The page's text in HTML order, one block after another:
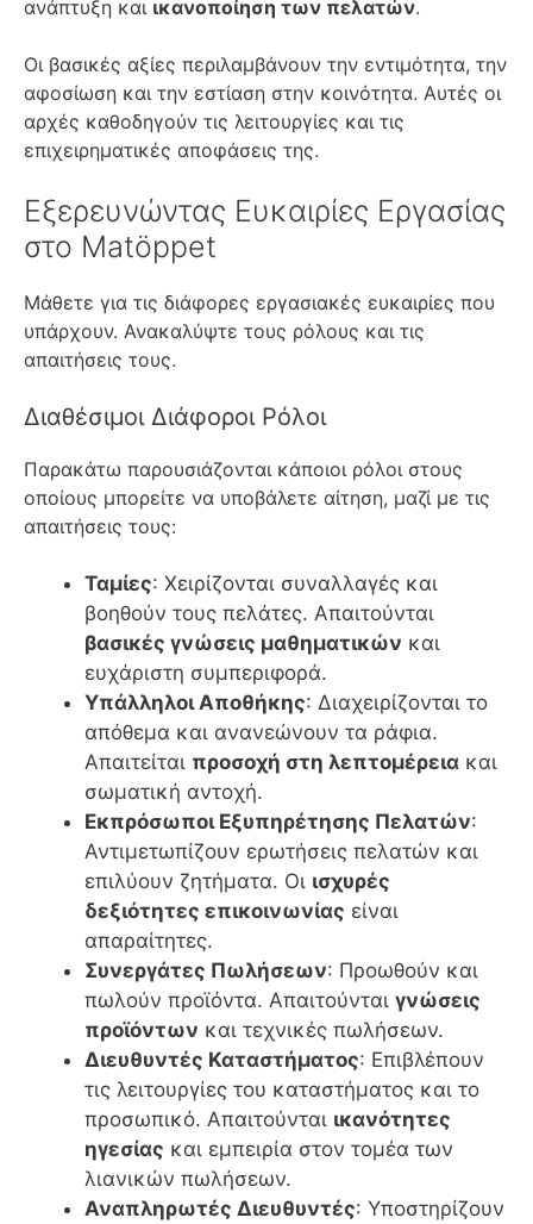
ανάπτυξη και ικανοποίηση των πελατών.
Οι βασικές αξίες περιλαμβάνουν την εντιμότητα, την
αφοσίωση και την εστίαση στην κοινότητα. Αυτές οι
αρχές καθοδηγούν τις λειτουργίες και τις
επιχειρηματικές αποφάσεις της.
Εξερευνώντας Ευκαιρίες Εργασίας
στο Matöppet
Μάθετε για τις διάφορες εργασιακές ευκαιρίες που
υπάρχουν. Ανακαλύψτε τους ρόλους και τις
απαιτήσεις τους.
Διαθέσιμοι Διάφοροι Ρόλοι
Παρακάτω παρουσιάζονται κάποιοι ρόλοι στους
οποίους μπορείτε να υποβάλετε αίτηση, μαζί με τις
απαιτήσεις τους:
Ταμίες: Χειρίζονται συναλλαγές και
βοηθούν τους πελάτες. Απαιτούνται
βασικές γνώσεις μαθηματικών και
ευχάριστη συμπεριφορά.
Υπάλληλοι Αποθήκης: Διαχειρίζονται το
απόθεμα και ανανεώνουν τα ράφια.
Απαιτείται προσοχή στη λεπτομέρεια και
σωματική αντοχή.
Εκπρόσωποι Εξυπηρέτησης Πελατών:
Αντιμετωπίζουν ερωτήσεις πελατών και
επιλύουν ζητήματα. Οι ισχυρές
δεξιότητες επικοινωνίας είναι
απαραίτητες.
Συνεργάτες Πωλήσεων: Προωθούν και
πωλούν προϊόντα. Απαιτούνται γνώσεις
προϊόντων και τεχνικές πωλήσεων.
Διευθυντές Καταστήματος: Επιβλέπουν
τις λειτουργίες του καταστήματος και το
προσωπικό. Απαιτούνται ικανότητες
ηγεσίας και εμπειρία στον τομέα των
λιανικών πωλήσεων.
Αναπληρωτές Διευθυντές: Υποστηρίζουν